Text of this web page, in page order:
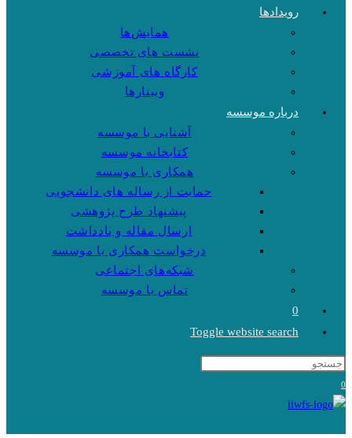
رویدادها
همایش‌ها
نشست های تخصصی
کارگاه های آموزشی
وبینارها
درباره موسسه
آشنایی با موسسه
کتابخانه موسسه
همکاری با موسسه
حمایت از رساله های دانشجویی
پیشنهاد طرح پژوهشی
ارسال مقاله و یادداشت
درخواست همکاری با موسسه
شبکه‌های اجتماعی
تماس با موسسه
0
Toggle website search
0